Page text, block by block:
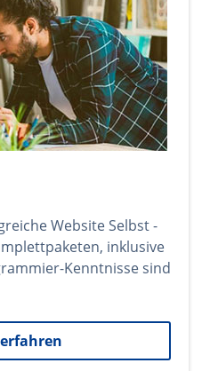
Website Selbst -
inklusive
Kenntnisse sind